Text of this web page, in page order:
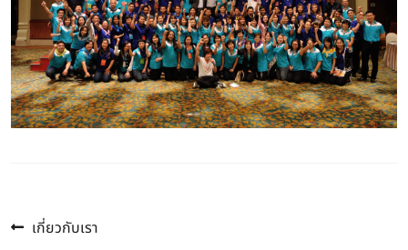
แนะแนว
Previous
เกี่ยวกับเรา